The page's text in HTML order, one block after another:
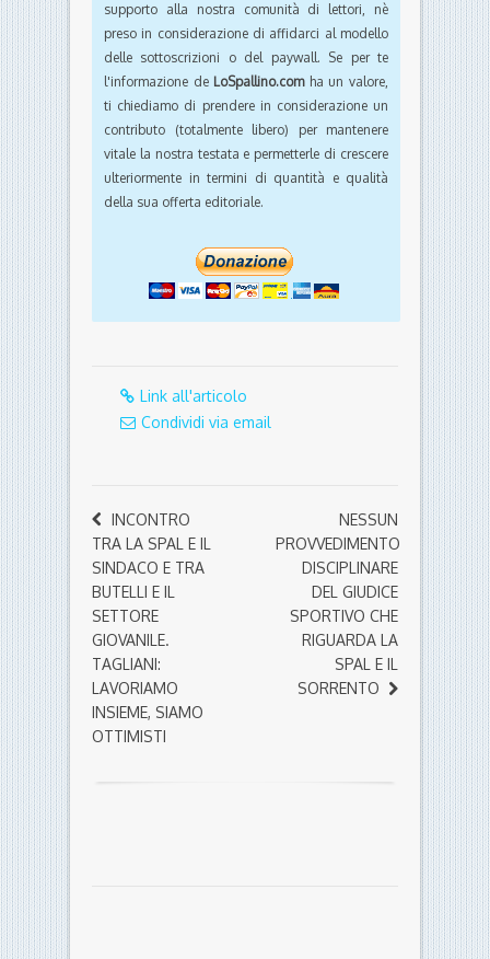
supporto alla nostra comunità di lettori, nè
preso in considerazione di affidarci al modello
delle sottoscrizioni o del paywall. Se per te
l'informazione de LoSpallino.comha un valore,
ti chiediamo di prendere in considerazione un
contributo (totalmente libero) per mantenere
vitale la nostra testata e permetterle di crescere
ulteriormente in termini di quantità e qualità
della sua offerta editoriale.
Link all'articolo
Condividi via email
INCONTRO
TRA LA SPAL E IL
SINDACO E TRA
BUTELLI E IL
SETTORE
GIOVANILE.
TAGLIANI:
LAVORIAMO
INSIEME, SIAMO
OTTIMISTI
NESSUN
PROVVEDIMENTO
DISCIPLINARE
DEL GIUDICE
SPORTIVO CHE
RIGUARDA LA
SPAL E IL
SORRENTO